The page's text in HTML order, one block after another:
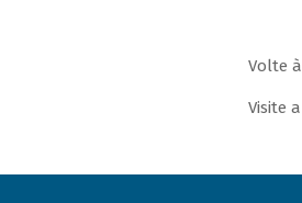
Volte à
Visite a